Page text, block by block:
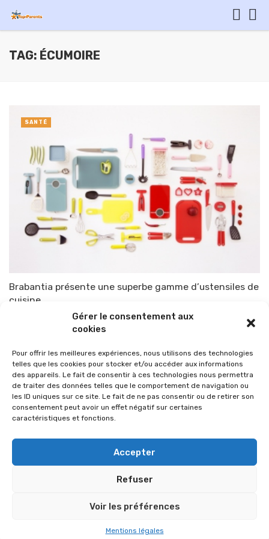
Gérer le consentement aux
cookies
Pour offrir les meilleures expériences, nous utilisons des technologies
telles que les cookies pour stocker et/ou accéder aux informations
des appareils. Le fait de consentir à ces technologies nous permettra
de traiter des données telles que le comportement de navigation ou
les ID uniques sur ce site. Le fait de ne pas consentir ou de retirer son
consentement peut avoir un effet négatif sur certaines
caractéristiques et fonctions.
Accepter
Refuser
Voir les préférences
Mentions légales
TAG: ÉCUMOIRE
Brabantia présente une superbe gamme d’ustensiles de
cuisine
TOP-PARENTS 11 juillet 2015
SANTÉ